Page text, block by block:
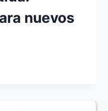
nuevos